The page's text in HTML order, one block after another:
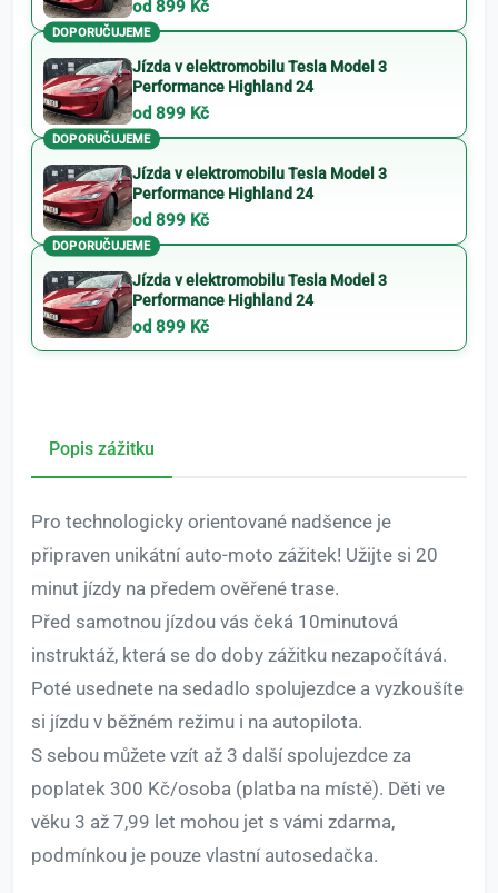
od 899 Kč
DOPORUČUJEME
Jízda v elektromobilu Tesla Model 3
Performance Highland 24
od 899 Kč
DOPORUČUJEME
Jízda v elektromobilu Tesla Model 3
Performance Highland 24
od 899 Kč
DOPORUČUJEME
Jízda v elektromobilu Tesla Model 3
Performance Highland 24
od 899 Kč
Popis zážitku
Pro technologicky orientované nadšence je
připraven unikátní auto-moto zážitek! Užijte si 20
minut jízdy na předem ověřené trase.
Před samotnou jízdou vás čeká 10minutová
instruktáž, která se do doby zážitku nezapočítává.
Poté usednete na sedadlo spolujezdce a vyzkoušíte
si jízdu v běžném režimu i na autopilota.
S sebou můžete vzít až 3 další spolujezdce za
poplatek 300 Kč/osoba (platba na místě). Děti ve
věku 3 až 7,99 let mohou jet s vámi zdarma,
podmínkou je pouze vlastní autosedačka.